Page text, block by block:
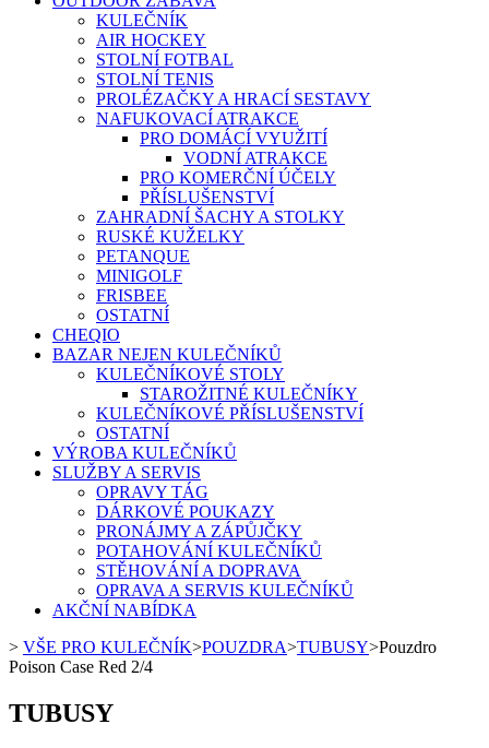
KULEČNÍK
AIR HOCKEY
STOLNÍ FOTBAL
STOLNÍ TENIS
PROLÉZAČKY A HRACÍ SESTAVY
NAFUKOVACÍ ATRAKCE
PRO DOMÁCÍ VYUŽITÍ
VODNÍ ATRAKCE
PRO KOMERČNÍ ÚČELY
PŘÍSLUŠENSTVÍ
ZAHRADNÍ ŠACHY A STOLKY
RUSKÉ KUŽELKY
PETANQUE
MINIGOLF
FRISBEE
OSTATNÍ
CHEQIO
BAZAR NEJEN KULEČNÍKŮ
KULEČNÍKOVÉ STOLY
STAROŽITNÉ KULEČNÍKY
KULEČNÍKOVÉ PŘÍSLUŠENSTVÍ
OSTATNÍ
VÝROBA KULEČNÍKŮ
SLUŽBY A SERVIS
OPRAVY TÁG
DÁRKOVÉ POUKAZY
PRONÁJMY A ZÁPŮJČKY
POTAHOVÁNÍ KULEČNÍKŮ
STĚHOVÁNÍ A DOPRAVA
OPRAVA A SERVIS KULEČNÍKŮ
AKČNÍ NABÍDKA
> VŠE PRO KULEČNÍK>POUZDRA>TUBUSY>Pouzdro
Poison Case Red 2/4
TUBUSY